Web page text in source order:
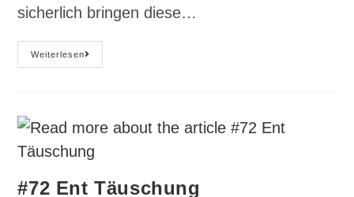
sicherlich bringen diese…
Weiterlesen#79
Dankbarkeit.
#72 Ent Täuschung